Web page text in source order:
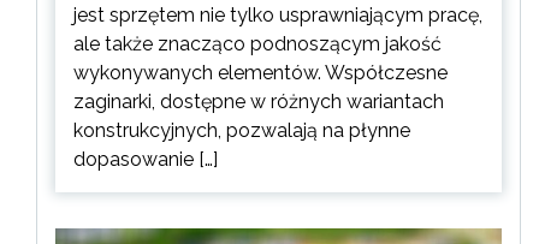
jest sprzętem nie tylko usprawniającym pracę,
ale także znacząco podnoszącym jakość
wykonywanych elementów. Współczesne
zaginarki, dostępne w różnych wariantach
konstrukcyjnych, pozwalają na płynne
dopasowanie […]